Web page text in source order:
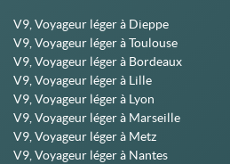
V9, Voyageur léger à Dieppe
V9, Voyageur léger à Toulouse
V9, Voyageur léger à Bordeaux
V9, Voyageur léger à Lille
V9, Voyageur léger à Lyon
V9, Voyageur léger à Marseille
V9, Voyageur léger à Metz
V9, Voyageur léger à Nantes